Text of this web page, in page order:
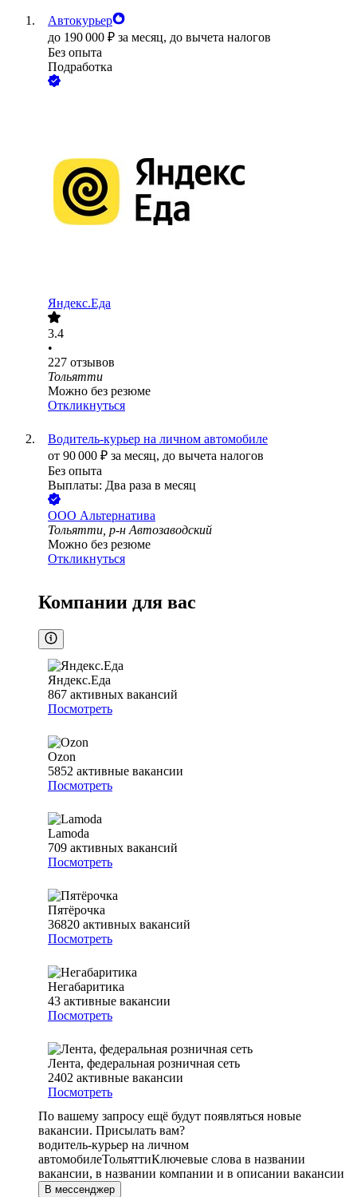
Автокурьер
до 190 000 ₽ за месяц, до вычета налогов
Без опыта
Подработка
Яндекс.Еда
3.4
•
227 отзывов
Тольятти
Можно без резюме
Откликнуться
Водитель-курьер на личном автомобиле
от 90 000 ₽ за месяц, до вычета налогов
Без опыта
Выплаты: Два раза в месяц
ООО Альтернатива
Тольятти, р-н Автозаводский
Можно без резюме
Откликнуться
Компании для вас
Яндекс.Еда
867 активных вакансий
Посмотреть
Ozon
5852 активные вакансии
Посмотреть
Lamoda
709 активных вакансий
Посмотреть
Пятёрочка
36820 активных вакансий
Посмотреть
Негабаритика
43 активные вакансии
Посмотреть
Лента, федеральная розничная сеть
2402 активные вакансии
Посмотреть
По вашему запросу ещё будут появляться новые
вакансии. Присылать вам?
водитель-курьер на личном
автомобилеТольяттиКлючевые слова в названии
вакансии, в названии компании и в описании вакансии
В мессенджер